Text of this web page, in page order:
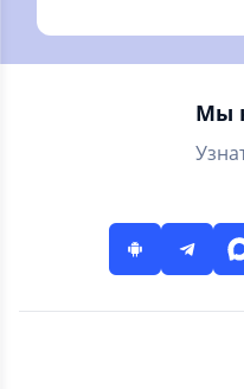
телешоу
Мы